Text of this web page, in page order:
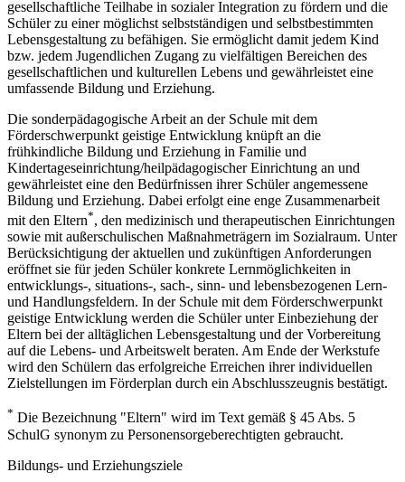
gesellschaftliche Teilhabe in sozialer Integration zu fördern und die
Schüler zu einer möglichst selbstständigen und selbstbestimmten
Lebensgestaltung zu befähigen. Sie ermöglicht damit jedem Kind
bzw. jedem Jugendlichen Zugang zu vielfältigen Bereichen des
gesellschaftlichen und kulturellen Lebens und gewährleistet eine
umfassende Bildung und Erziehung.
Die sonderpädagogische Arbeit an der Schule mit dem
Förderschwerpunkt geistige Entwicklung knüpft an die
frühkindliche Bildung und Erziehung in Familie und
Kindertageseinrichtung/heilpädagogischer Einrichtung an und
gewährleistet eine den Bedürfnissen ihrer Schüler angemessene
Bildung und Erziehung. Dabei erfolgt eine enge Zusammenarbeit
mit den Eltern*, den medizinisch und therapeutischen Einrichtungen
sowie mit außerschulischen Maßnahmeträgern im Sozialraum. Unter
Berücksichtigung der aktuellen und zukünftigen Anforderungen
eröffnet sie für jeden Schüler konkrete Lernmöglichkeiten in
entwicklungs-, situations-, sach-, sinn- und lebensbezogenen Lern-
und Handlungsfeldern. In der Schule mit dem Förderschwerpunkt
geistige Entwicklung werden die Schüler unter Einbeziehung der
Eltern bei der alltäglichen Lebensgestaltung und der Vorbereitung
auf die Lebens- und Arbeitswelt beraten. Am Ende der Werkstufe
wird den Schülern das erfolgreiche Erreichen ihrer individuellen
Zielstellungen im Förderplan durch ein Abschlusszeugnis bestätigt.
* Die Bezeichnung "Eltern" wird im Text gemäß § 45 Abs. 5
SchulG synonym zu Personensorgeberechtigten gebraucht.
Bildungs- und Erziehungsziele